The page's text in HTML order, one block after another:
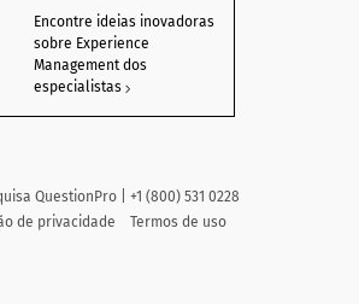
Encontre ideias inovadoras
sobre Experience
Management dos
especialistas
QuestionPro | +1 (800) 531 0228
de privacidade
Termos de uso